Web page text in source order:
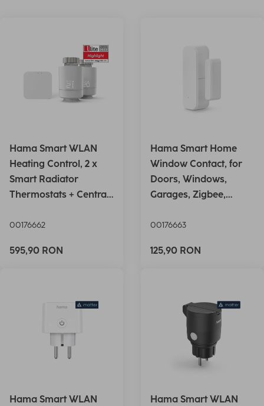
Hama Smart WLAN
Heating Control, 2 x
Smart Radiator
Thermostats + Central
00176662
595,90 RON
Hama Smart Home
Window Contact, for
Doors, Windows,
Garages, Zigbee,
00176663
125,90 RON
Hama Smart WLAN
Hama Smart WLAN